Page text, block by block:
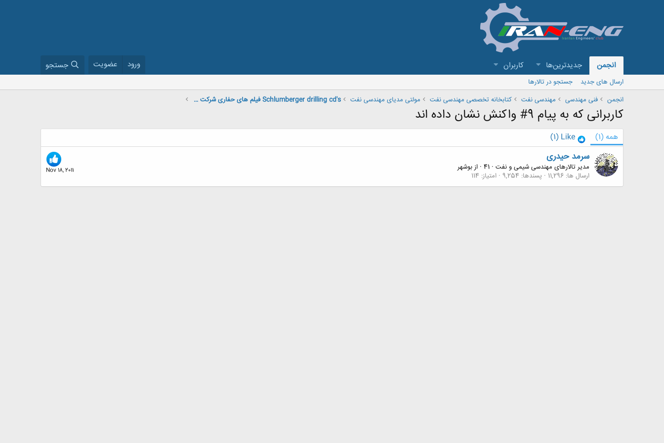
انجمن جدیدترین‌ها کاربران ورود عضویت جستجو
ارسال های جدید
جستجو در تالارها
انجمن
فنی مهندسی مهندسی نفت کتابخانه تخصصی مهندسی نفت مولتی مدیای مهندسی نفت Schlumberger drilling cd's فیلم های حفاری شرکت شلمبرگر
کاربرانی که به پیام 9# واکنش نشان داده اند
همه (1)
Like
(1)
Nov 18, 2011
سرمد حیدری
مدیر تالارهای مهندسی شیمی و نفت ·
· ازبوشهر
ارسال ها 11,296 پسندها 9,254 امتیاز 114